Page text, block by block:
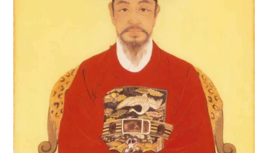
6 연평해전
7 고향
8
9
만파식적 설화
10